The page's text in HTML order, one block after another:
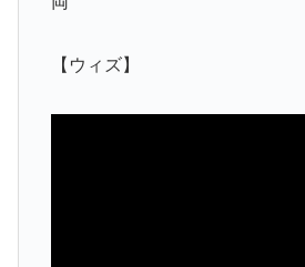
【ウィズ】